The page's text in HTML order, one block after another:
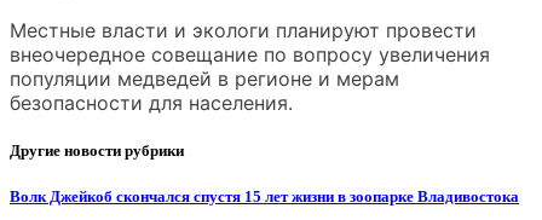
Местные власти и экологи планируют провести
внеочередное совещание по вопросу увеличения
популяции медведей в регионе и мерам
безопасности для населения.
Другие новости рубрики
Волк Джейкоб скончался спустя 15 лет жизни в зоопарке Владивостока